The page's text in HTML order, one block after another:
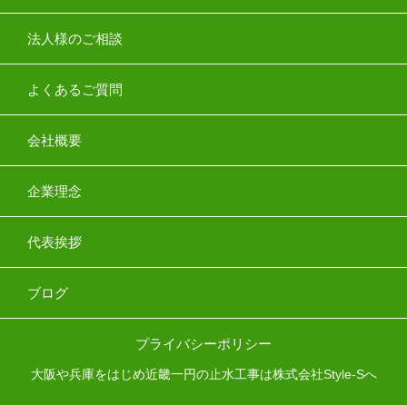
法人様のご相談
よくあるご質問
会社概要
企業理念
代表挨拶
ブログ
プライバシーポリシー
大阪や兵庫をはじめ近畿一円の止水工事は株式会社Style-Sへ